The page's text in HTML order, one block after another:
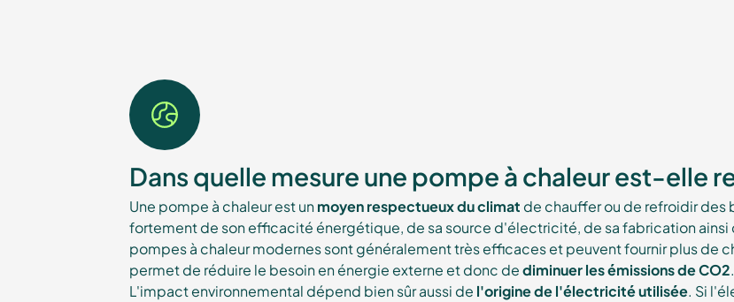
Dans quelle mesure une pompe à chaleur est-elle
Une pompe à chaleur est unmoyen respectueux du climat de chauffer ou de refroidir
fortement de son efficacité énergétique, de sa source d'électricité, de sa fabrication ainsi
pompes à chaleur modernes sont généralement très efficaces et peuvent fournir plus de
permet de réduire le besoin en énergie externe et donc dediminuer les émissions de CO2.
L'impact environnemental dépend bien sûr aussi de l'origine de l'électricité utilisée. Si